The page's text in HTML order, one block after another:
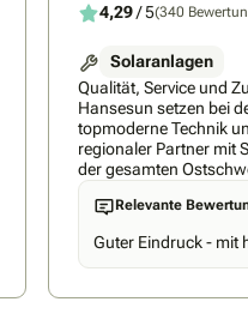
4,29/ 5(340
Solaranlagen
Qualität, Service und
Hansesun setzen bei
topmoderne Technik
regionaler Partner mit
der gesamten
langlebige PV-
und E‑Auto-
wir die volle Kraft der
montieren,
Relevante
Guter Eindruck - mit